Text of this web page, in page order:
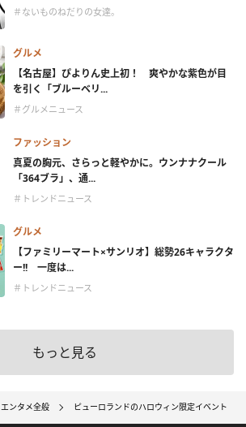
＃ないものねだりの女達。
グルメ
【名古屋】ぴよりん史上初！ 爽やかな紫色が目
を引く「ブルーベリ...
＃グルメニュース
ファッション
真夏の胸元、さらっと軽やかに。ウンナナクール
「364ブラ」、通...
＃トレンドニュース
グルメ
【ファミリーマート×サンリオ】総勢26キャラクタ
ー!! 一度は...
＃トレンドニュース
もっと見る
エンタメ全般 ピューロランドのハロウィン限定イベント キ